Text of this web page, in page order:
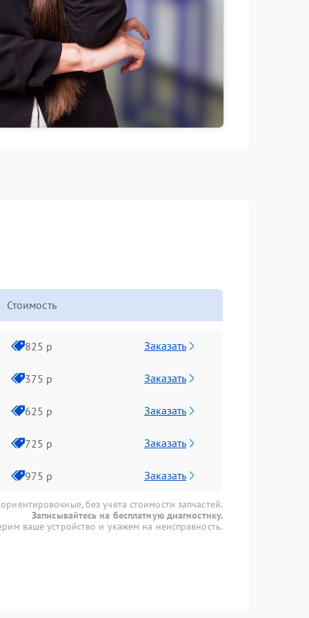
Стоимость
825 р Заказать
375 р Заказать
625 р Заказать
725 р Заказать
975 р Заказать
без учета стоимости запчастей.
Записывайтесь на бесплатную диагностику.
ваше устройство и укажем на неисправность.